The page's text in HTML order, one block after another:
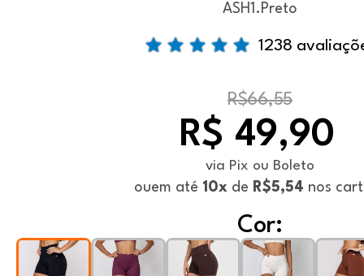
ASH1.Preto
1238
R$66,55
R$ 49,90
via Pix ou Boleto
ouem até 10xde R$5,54 nos
Cor: